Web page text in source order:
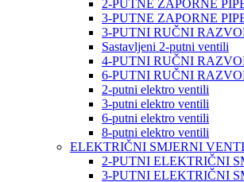
2-PUTNE ZAPORNE
3-PUTNE ZAPORNE
3-PUTNI RUČNI
Sastavljeni 2-putni ventili
4-PUTNI RUČNI
6-PUTNI RUČNI
2-putni elektro ventili
3-putni elektro ventili
6-putni elektro ventili
8-putni elektro ventili
ELEKTRIČNI SMJERNI
2-PUTNI ELEKTRIČNI
3-PUTNI ELEKTRIČNI